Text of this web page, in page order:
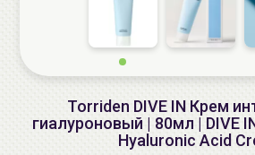
Torriden DIVE IN Крем
гиалуроновый | 80мл | DIVE
Hyaluronic Acid